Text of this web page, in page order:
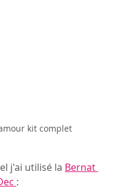
kit complet
j'ai utilisé la Bernat
: